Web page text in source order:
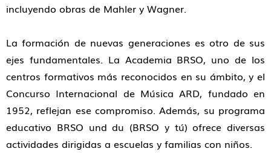
incluyendo obras de Mahler y Wagner.
La formación de nuevas generaciones es otro de sus
ejes fundamentales. La Academia BRSO, uno de los
centros formativos más reconocidos en su ámbito, y el
Concurso Internacional de Música ARD, fundado en
1952, reflejan ese compromiso. Además, su programa
educativo BRSO und du (BRSO y tú) ofrece diversas
actividades dirigidas a escuelas y familias con niños.